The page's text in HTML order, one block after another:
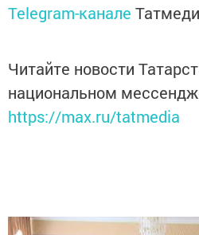
Telegram-канале
Читайте новости
национальном
https://max.ru/tatmedia